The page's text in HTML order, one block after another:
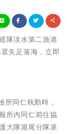
隊淡水第二漁港
失足落海，立即
所同仁執勤時，
所內同仁前往協
大隊滬尾分隊派